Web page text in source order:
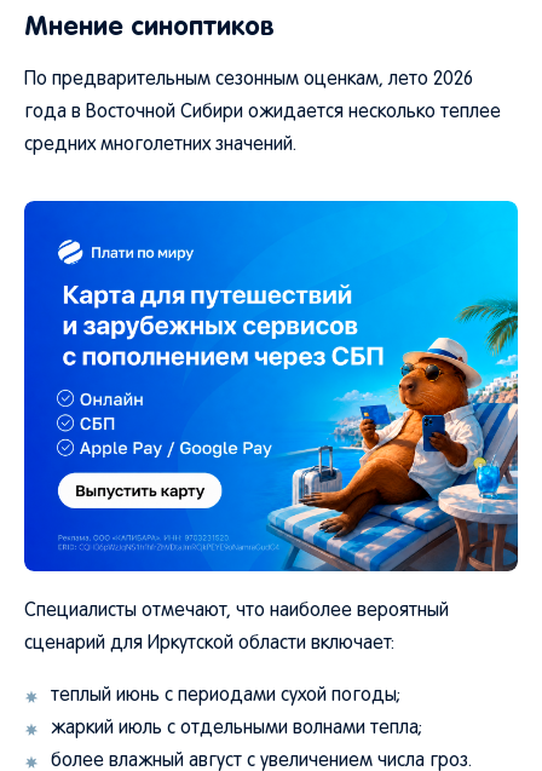
Мнение синоптиков
По предварительным сезонным оценкам, лето 2026
года в Восточной Сибири ожидается несколько теплее
средних многолетних значений.
Специалисты отмечают, что наиболее вероятный
сценарий для Иркутской области включает:
теплый июнь с периодами сухой погоды;
жаркий июль с отдельными волнами тепла;
более влажный август с увеличением числа гроз.